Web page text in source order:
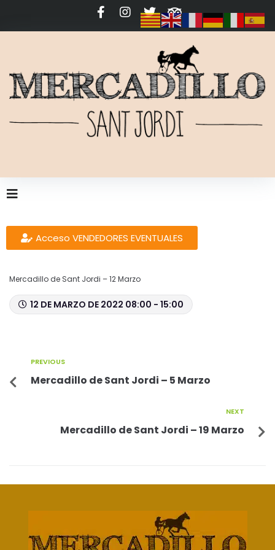
Acceso VENDEDORES EVENTUALES
Mercadillo de Sant Jordi – 12 Marzo
12 DE MARZO DE 2022 08:00 - 15:00
PREVIOUS
Mercadillo de Sant Jordi – 5 Marzo
NEXT
Mercadillo de Sant Jordi – 19 Marzo